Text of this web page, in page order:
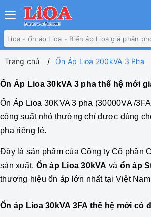
Trang chủ Ổn Áp Lioa 200kVA 3 Pha
Ổn Áp Lioa 30kVA 3 pha thế hệ mới
Ổn Áp Lioa 30KVA 3 pha (30000VA /
công suất nhỏ thường chỉ được dùng
pha riêng lẻ.
Đây là sản phẩm của Công ty Cổ phần
sản xuất. Ổn áp Lioa 30kVA và ổn áp
thương hiệu ổn áp lớn nhất tại Việt Nam
Ổn áp Lioa 30kVA 3FA thế hệ mới có